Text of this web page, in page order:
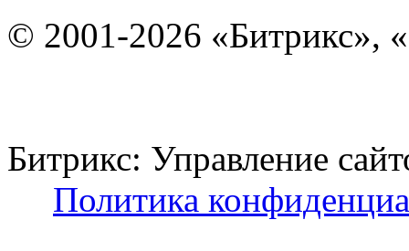
© 2001-2026 «Битрикс»,
Битрикс: Управление
Политика